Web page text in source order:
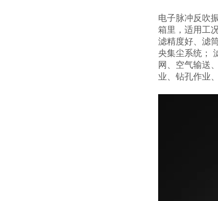
电子脉冲反吹
箱里，适用工
滤精度好、滤
央集尘系统；
网、空气输送
业、钻孔作业